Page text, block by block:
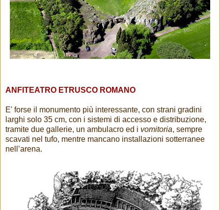
ANFITEATRO ETRUSCO ROMANO
E' forse il monumento più interessante, con strani gradini
larghi solo 35 cm, con i sistemi di accesso e distribuzione,
tramite due gallerie, un ambulacro ed i vomitoria, sempre
scavati nel tufo, mentre mancano installazioni sotterranee
nell’arena.